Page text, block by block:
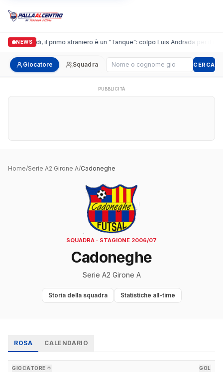
NEWS
Casalguidi, il primo straniero è un "Tanque": colpo Luis Andrada per il
Giocatore Squadra Cerca giocatore CERCA
PUBBLICITÀ
Home/Serie A2 Girone A/Cadoneghe
SQUADRA · STAGIONE 2006/07
Cadoneghe
Serie A2 Girone A
Storia della squadra Statistiche all-time
ROSA CALENDARIO
GIOCATORE ↑ GOL